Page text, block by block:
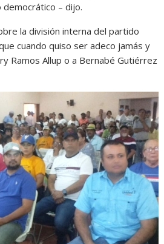
– dijo.
la división interna del partido
cuando quiso ser adeco jamás y
Ramos Allup o a Bernabé Gutiérrez